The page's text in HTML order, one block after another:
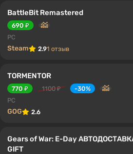
BattleBit Remastered
690 ₽
PC
Steam 2.91 отзыв
TORMENTOR
770 ₽ 1100 ₽
-30%
PC
GOG 2.6
Gears of War: E-Day
GIFT